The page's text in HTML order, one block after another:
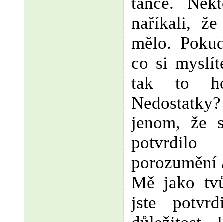
naříkali,
mělo.
co si
tak to
Nedostatky?
jenom, že
porozumění
Mě jako
jste